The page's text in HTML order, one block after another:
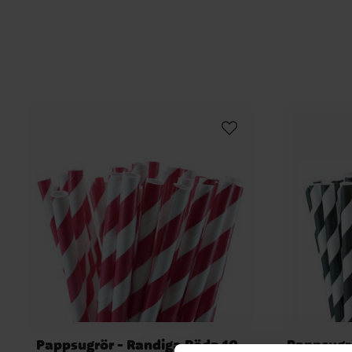
Pappsugrör - Randiga Röda 10-